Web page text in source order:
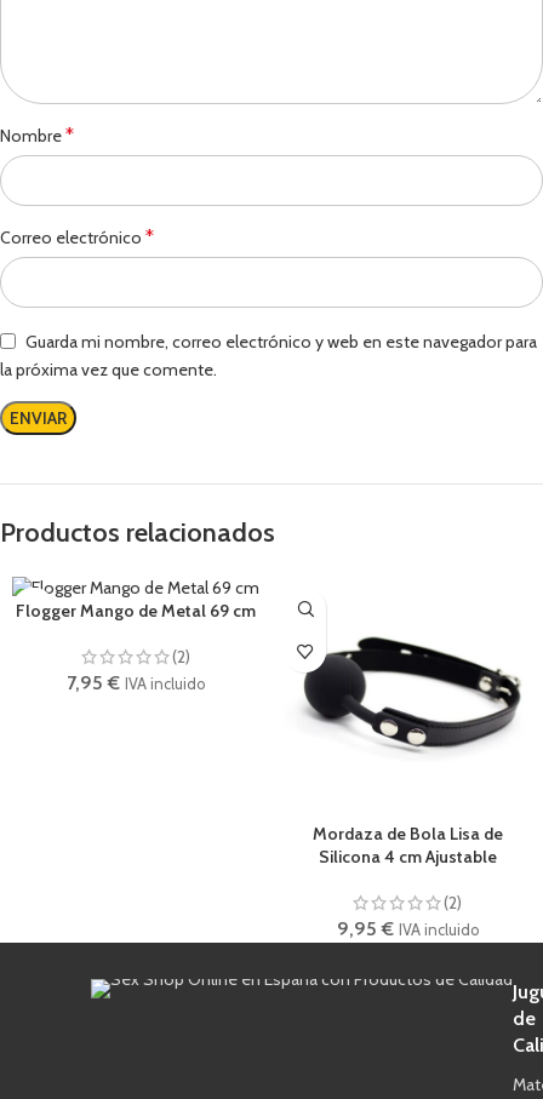
Nombre*
Correo electrónico *
Guarda mi nombre, correo electrónico y web en este navegador para
la próxima vez que comente.
Productos relacionados
Flogger Mango de Metal 69 cm
(2)
7,95€ IVA incluido
Mordaza de Bola Lisa de
Silicona 4 cm Ajustable
(2)
9,95€ IVA incluido
de